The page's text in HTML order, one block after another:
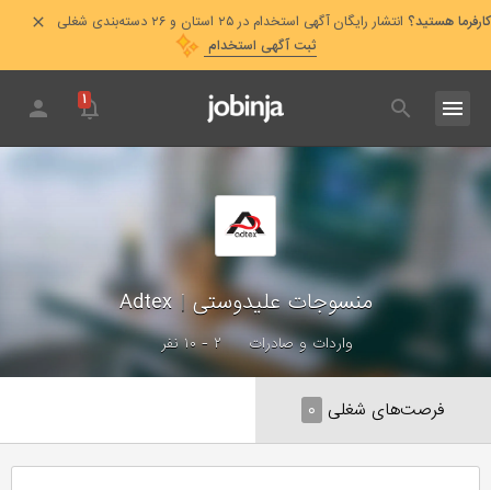
کارفرما هستید؟ انتشار رایگان آگهی استخدام در ۲۵ استان و ۲۶ دسته‌بندی شغلی
ثبت آگهی استخدام
۱
منسوجات علیدوستی |
Adtex
واردات و صادرات ۲ - ۱۰ نفر
فرصت‌های شغلی ۰